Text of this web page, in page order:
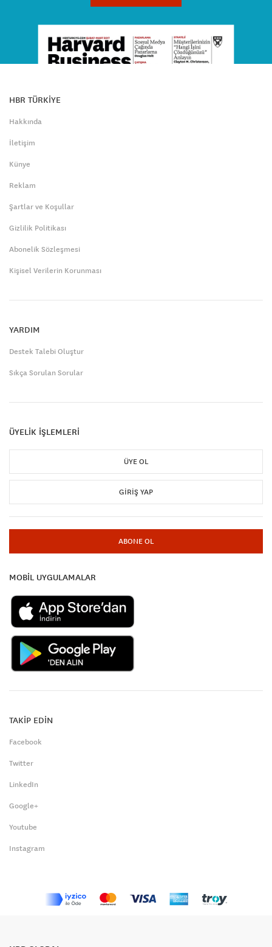
HBR TÜRKİYE
Hakkında
İletişim
Künye
Reklam
Şartlar ve Koşullar
Gizlilik Politikası
Abonelik Sözleşmesi
Kişisel Verilerin Korunması
YARDIM
Destek Talebi Oluştur
Sıkça Sorulan Sorular
ÜYELİK İŞLEMLERİ
ÜYE OL
GIRIŞ YAP
ABONE OL
MOBİL UYGULAMALAR
TAKİP EDİN
Facebook
Twitter
LinkedIn
Google+
Youtube
Instagram